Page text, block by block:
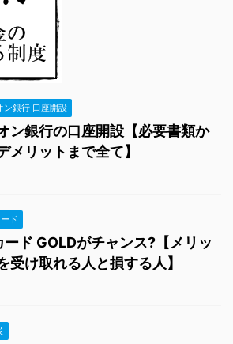
ン銀行 口座開設
ン銀行の口座開設【必要書類か
メリットまで全て】
ド
ード GOLDがチャンス?【メリッ
受け取れる人と損する人】